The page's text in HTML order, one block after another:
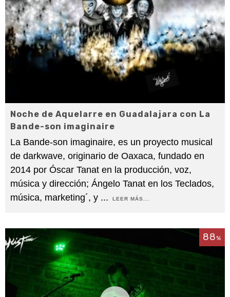
Noche de Aquelarre en Guadalajara con La
Bande-son imaginaire
La Bande-son imaginaire, es un proyecto musical
de darkwave, originario de Oaxaca, fundado en
2014 por Óscar Tanat en la producción, voz,
música y dirección; Ángelo Tanat en los Teclados,
música, marketing´, y ... LEER MÁS...
88%